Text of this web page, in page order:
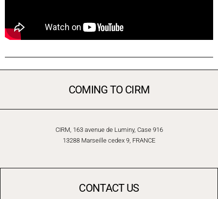
COMING TO CIRM
CIRM, 163 avenue de Luminy, Case 916
13288 Marseille cedex 9, FRANCE
CONTACT US